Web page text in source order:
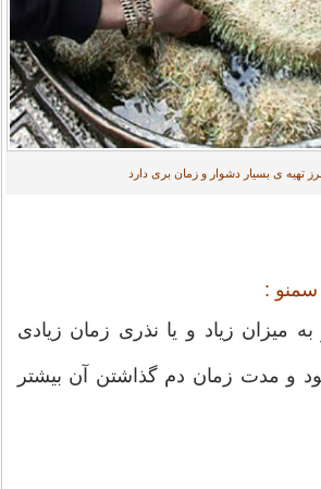
تهیه ی بسیار دشوار و زمان بری دارد
سمنو :
به میزان زیاد و یا نذری زمان زیادی
و مدت زمان دم گذاشتن آن بیشتر